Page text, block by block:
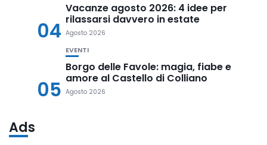
04
Vacanze agosto 2026: 4 idee per
rilassarsi davvero in estate
Agosto 2026
05
EVENTI
Borgo delle Favole: magia, fiabe e
amore al Castello di Colliano
Agosto 2026
Ads